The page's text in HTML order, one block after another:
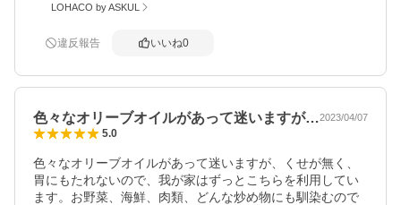
LOHACO by ASKUL
違反報告 いいね0
色々なオリーブオイルがあって迷いますが…2023/04/07
5.0
色々なオリーブオイルがあって迷いますが、くせが無く、
胃にもたれないので、我が家はずっとこちらを利用してい
ます。お野菜、海鮮、肉類、どんな炒め物にも馴染むので